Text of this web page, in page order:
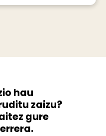
hau
zaizu?
gure